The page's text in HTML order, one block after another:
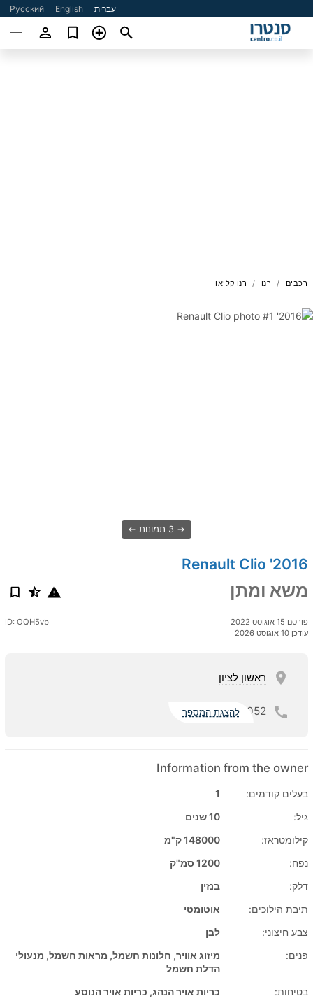
עברית English
Русский
רכבים רנו רנו קליאו
3 תמונות
2016' Renault Clio
משא ומתן
פורסם 15 אוגוסט 2022
עודכן 10 אוגוסט 2026
ID: OQH5vb
ראשון לציון
052 להצגת המספר
Information from the owner
בעלים קודמים:
1
גיל:
10 שנים
קילומטראז:
148000 ק"מ
נפח:
1200 סמ"ק
דלק:
בנזין
תיבת הילוכים:
אוטומטי
צבע חיצוני:
לבן
פנים:
מיזוג אוויר, חלונות חשמל, מראות חשמל, מנעולי
הדלת חשמל
בטיחות:
כריות אויר הנהג, כריות אויר הנוסע